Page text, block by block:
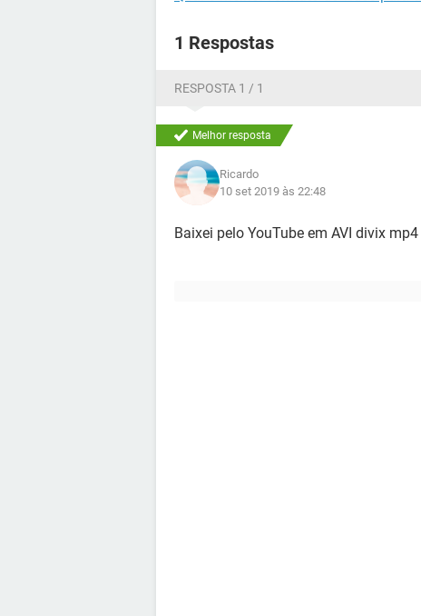
1 Respostas
RESPOSTA 1 / 1
Melhor resposta
Ricardo
10 set 2019 às 22:48
Baixei pelo YouTube em AVI divix